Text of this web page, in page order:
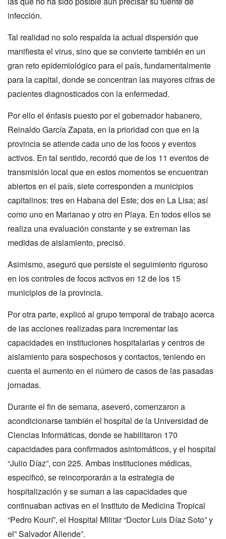
infección.
Tal realidad no solo respalda la actual dispersión que
manifiesta el virus, sino que se convierte también en un
gran reto epidemiológico para el país, fundamentalmente
para la capital, donde se concentran las mayores cifras de
pacientes diagnosticados con la enfermedad.
Por ello el énfasis puesto por el gobernador habanero,
Reinaldo García Zapata, en la prioridad con que en la
provincia se atiende cada uno de los focos y eventos
activos. En tal sentido, recordó que de los 11 eventos de
transmisión local que en estos momentos se encuentran
abiertos en el país, siete corresponden a municipios
capitalinos: tres en Habana del Este; dos en La Lisa; así
como uno en Marianao y otro en Playa. En todos ellos se
realiza una evaluación constante y se extreman las
medidas de aislamiento, precisó.
Asimismo, aseguró que persiste el seguimiento riguroso
en los controles de focos activos en 12 de los 15
municipios de la provincia.
Por otra parte, explicó al grupo temporal de trabajo acerca
de las acciones realizadas para incrementar las
capacidades en instituciones hospitalarias y centros de
aislamiento para sospechosos y contactos, teniendo en
cuenta el aumento en el número de casos de las pasadas
jornadas.
Durante el fin de semana, aseveró, comenzaron a
acondicionarse también el hospital de la Universidad de
Ciencias Informáticas, donde se habilitaron 170
capacidades para confirmados asintomáticos, y el hospital
“Julio Díaz”, con 225. Ambas instituciones médicas,
especificó, se reincorporarán a la estrategia de
hospitalización y se suman a las capacidades que
continuaban activas en el Instituto de Medicina Tropical
“Pedro Kourí”, el Hospital Militar “Doctor Luis Díaz Soto” y
el” Salvador Allende”.